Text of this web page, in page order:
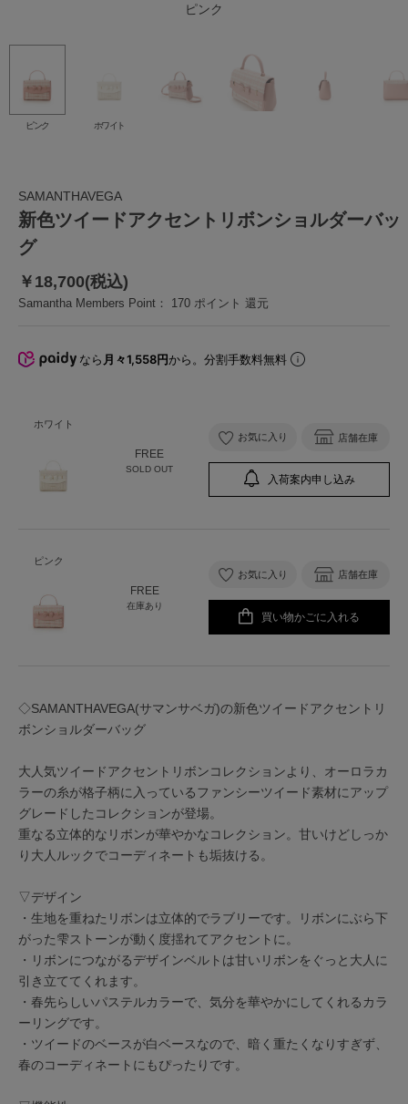
ピンク
ホワイト
ピンク ホワイト
SAMANTHAVEGA
新色ツイードアクセントリボンショルダーバッ
グ
￥18,700(税込)
Samantha Members Point： 170 ポイント 還元
なら 月々1,558円から。分割手数料無料
ホワイト
FREE
SOLD OUT
お気に入り 店舗在庫
入荷案内申し込み
ピンク
FREE
在庫あり
お気に入り 店舗在庫
買い物かごに入れる
◇SAMANTHAVEGA(サマンサベガ)の新色ツイードアクセントリ
ボンショルダーバッグ
大人気ツイードアクセントリボンコレクションより、オーロラカ
ラーの糸が格子柄に入っているファンシーツイード素材にアップ
グレードしたコレクションが登場。
重なる立体的なリボンが華やかなコレクション。甘いけどしっか
り大人ルックでコーディネートも垢抜ける。
▽デザイン
・生地を重ねたリボンは立体的でラブリーです。リボンにぶら下
がった雫ストーンが動く度揺れてアクセントに。
・リボンにつながるデザインベルトは甘いリボンをぐっと大人に
引き立ててくれます。
・春先らしいパステルカラーで、気分を華やかにしてくれるカラ
ーリングです。
・ツイードのベースが白ベースなので、暗く重たくなりすぎず、
春のコーディネートにもぴったりです。